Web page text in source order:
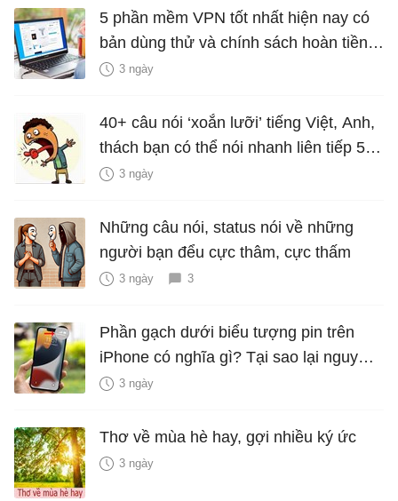
5 phần mềm VPN tốt nhất hiện nay có
bản dùng thử và chính sách hoàn tiền
miễn phí
3 ngày
40+ câu nói ‘xoắn lưỡi’ tiếng Việt, Anh,
thách bạn có thể nói nhanh liên tiếp 5
lần mà vẫn trôi chảy
3 ngày
Những câu nói, status nói về những
người bạn đểu cực thâm, cực thấm
3 ngày 3
Phần gạch dưới biểu tượng pin trên
iPhone có nghĩa gì? Tại sao lại nguy
hiểm?
3 ngày
Thơ về mùa hè hay, gợi nhiều ký ức
3 ngày